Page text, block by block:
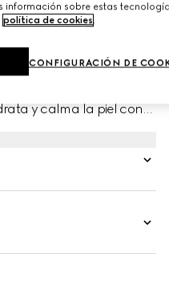
Beauté, la base de
y cobertura alta que no
y calma la piel con
con tecnología
y mantienen la
información sobre estas
política de cookies.
CONFIGURACIÓN DE